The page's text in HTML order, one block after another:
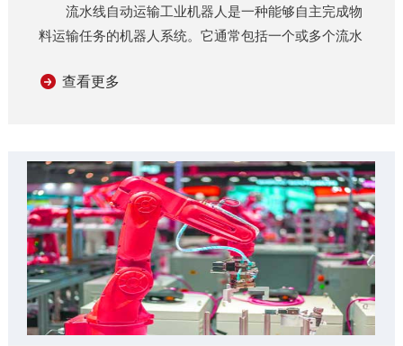
流水线自动运输工业机器人是一种能够自主完成物
料运输任务的机器人系统。它通常包括一个或多个流水
自动运输工业机器人的一些特点： 流水线自动运输
到另一个地方...
查看更多